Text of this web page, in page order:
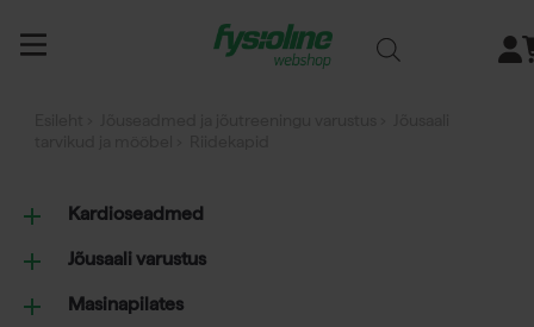
sisältöön
Kardioseadmed
Jõusaali varustus
Masinapilates